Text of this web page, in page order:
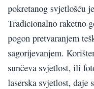
pokretanog svjetlošću
Tradicionalno raketno
pogon pretvaranjem
sagorijevanjem.
sunčeva svjetlost, ili
laserska svjetlost, daje